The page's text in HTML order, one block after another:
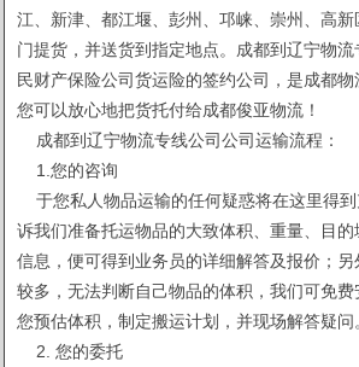
江、新津、都江堰、彭州、邛崃、崇州、高
门提货，并送货到指定地点。成都到辽宁物流
民财产保险公司货运险的签约公司，是成都物
您可以放心地把货托付给成都俊亚物流！
成都到辽宁物流专线公司公司运输流程：
1.您的咨询
于您私人物品运输的任何疑惑将在这里得
诉我们准备托运物品的大致体积、重量、目
信息，便可得到业务员的详细解答及报价；
较多，无法判断自己物品的体积，我们可免
您预估体积，制定搬运计划，并现场解答疑问
2. 您的委托